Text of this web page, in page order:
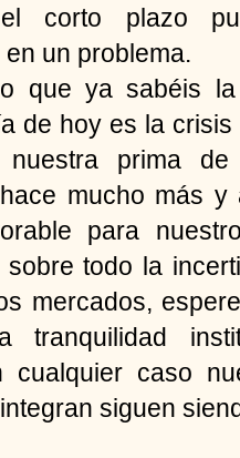
corto plazo
un problema.
que ya sabéis
de hoy es la
nuestra prima
mucho más
para
sobre todo la
mercados,
tranquilidad
cualquier caso
siguen